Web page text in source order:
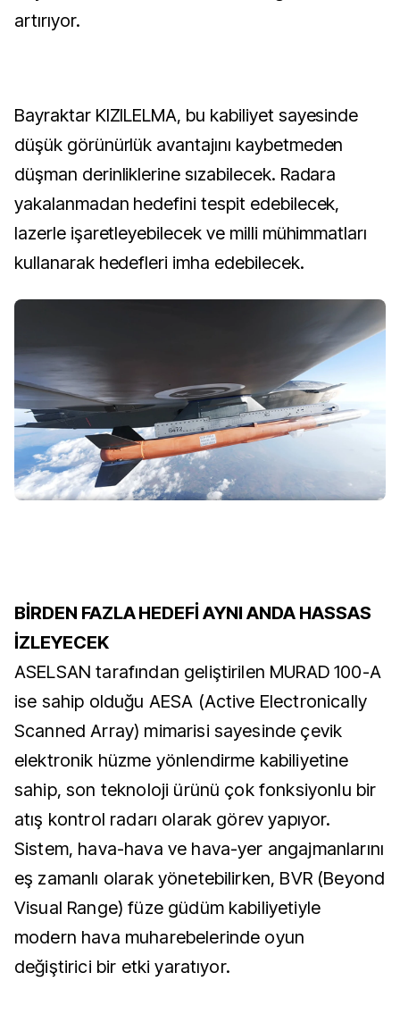
artırıyor.
Bayraktar KIZILELMA, bu kabiliyet sayesinde
düşük görünürlük avantajını kaybetmeden
düşman derinliklerine sızabilecek. Radara
yakalanmadan hedefini tespit edebilecek,
lazerle işaretleyebilecek ve milli mühimmatları
kullanarak hedefleri imha edebilecek.
BİRDEN FAZLA HEDEFİ AYNI ANDA HASSAS
İZLEYECEK
ASELSAN tarafından geliştirilen MURAD 100-A
ise sahip olduğu AESA (Active Electronically
Scanned Array) mimarisi sayesinde çevik
elektronik hüzme yönlendirme kabiliyetine
sahip, son teknoloji ürünü çok fonksiyonlu bir
atış kontrol radarı olarak görev yapıyor.
Sistem, hava-hava ve hava-yer angajmanlarını
eş zamanlı olarak yönetebilirken, BVR (Beyond
Visual Range) füze güdüm kabiliyetiyle
modern hava muharebelerinde oyun
değiştirici bir etki yaratıyor.